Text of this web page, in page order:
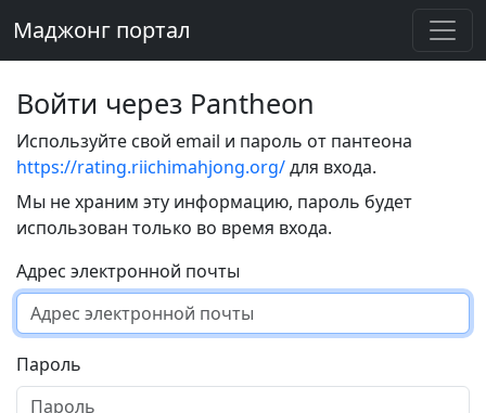
Маджонг портал
Войти через Pantheon
Используйте свой email и пароль от пантеона
https://rating.riichimahjong.org/для входа.
Мы не храним эту информацию, пароль будет
использован только во время входа.
Адрес электронной почты
Пароль